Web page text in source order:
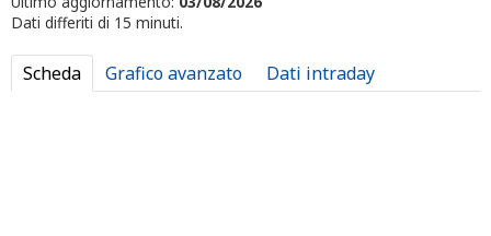
Dati differiti di 15 minuti.
Scheda Grafico avanzato Dati intraday